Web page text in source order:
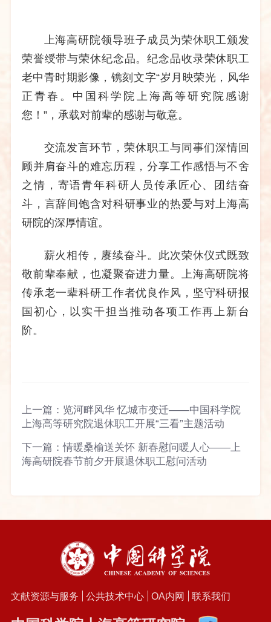
上海高研院领导班子成员为荣休职工颁发
荣誉绶带与荣休纪念品。纪念品收录荣休职工
老中青时期影像，镌刻文字“岁月映荣光，风华
正青春。中国科学院上海高等研究院感谢
您！”，承载对前辈的感谢与敬意。
交流发言环节，荣休职工与同事们深情回
顾并肩奋斗的难忘历程，分享工作感悟与不舍
之情，寄语青年科研人员传承匠心、团结奋
斗，言辞间饱含对科研事业的热爱与对上海高
研院的深厚情谊。
薪火相传，赓续奋斗。此次荣休仪式既致
敬前辈奉献，也凝聚奋进力量。上海高研院将
传承老一辈科研工作者优良作风，坚守科研报
国初心，以实干担当推动各项工作再上新台
阶。
上一篇： 览河畔风华 忆城市变迁——中国科学院
上海高等研究院退休职工开展“三看”主题活动
下一篇：情暖桑榆送关怀 新春慰问暖人心——上
海高研院春节前夕开展退休职工慰问活动
文献资源与服务 公共技术中心 OA内网 联系我们